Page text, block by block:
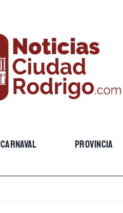
CARNAVAL PROVINCIA